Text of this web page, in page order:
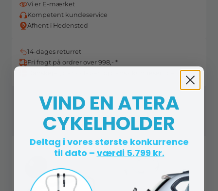
Vi er E-mærket
Kompetent kundeservice
Afhent i Hedensted
14-dages returret
Fri fragt på ordrer over 998,- *
Andre købte også
VIND EN ATERA
CYKELHOLDER
Deltag i vores største konkurrence
til dato – værdi 5.799 kr.